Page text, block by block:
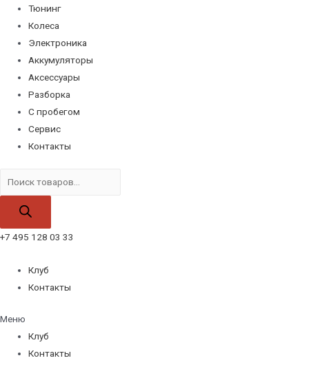
Тюнинг
Колеса
Электроника
Аккумуляторы
Аксессуары
Разборка
С пробегом
Сервис
Контакты
товаров
+7 495 128 03 33
Клуб
Контакты
Меню
Клуб
Контакты